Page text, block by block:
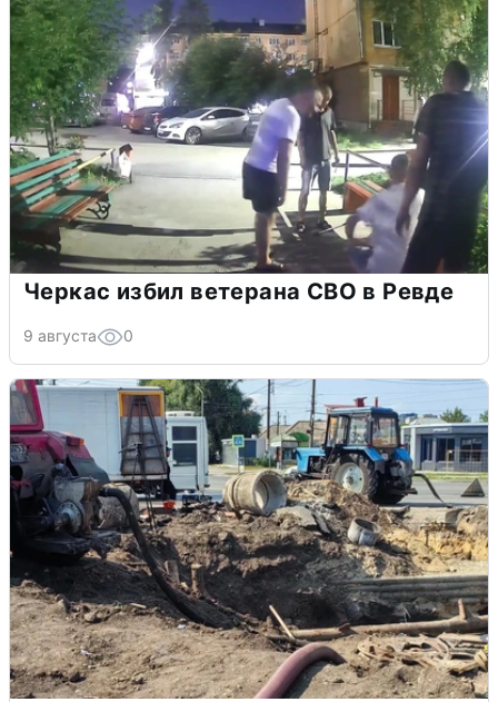
Черкас избил ветерана СВО в Ревде
9 августа 0